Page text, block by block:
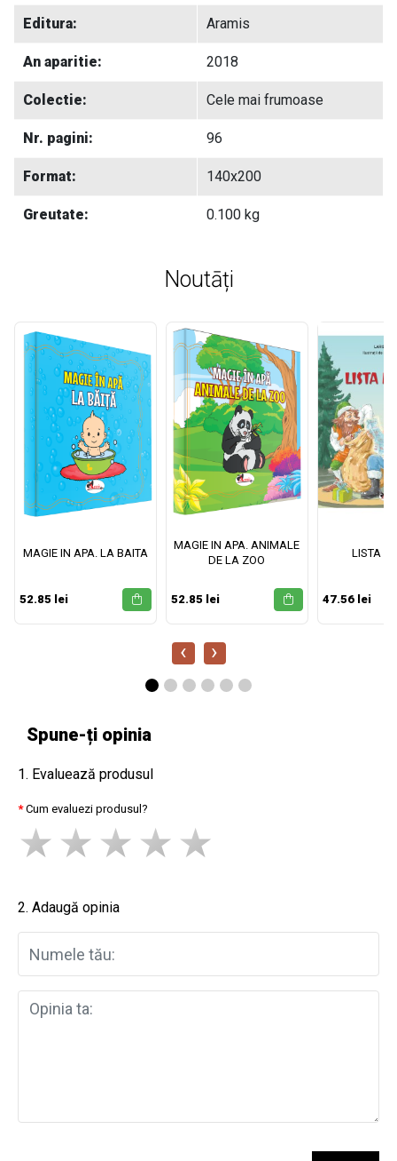
Editura: Aramis
An aparitie: 2018
Colectie: Cele mai frumoase
Nr. pagini: 96
Format: 140x200
Greutate: 0.100 kg
Noutāți
MAGIE IN APA. LA BAITA
52.85 lei
MAGIE IN APA. ANIMALE
DE LA ZOO
52.85 lei
LISTA
47.56 lei
‹ ›
Spune-ți opinia
1. Evaluează produsul
Cum evaluezi produsul?
2. Adaugă opinia